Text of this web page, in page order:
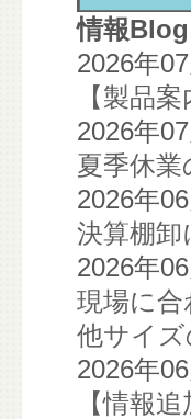
情報Blog
2026年
【製品
2026年
夏季休
2026年
決算棚卸
2026年
現場に
他サイ
2026年
【情報